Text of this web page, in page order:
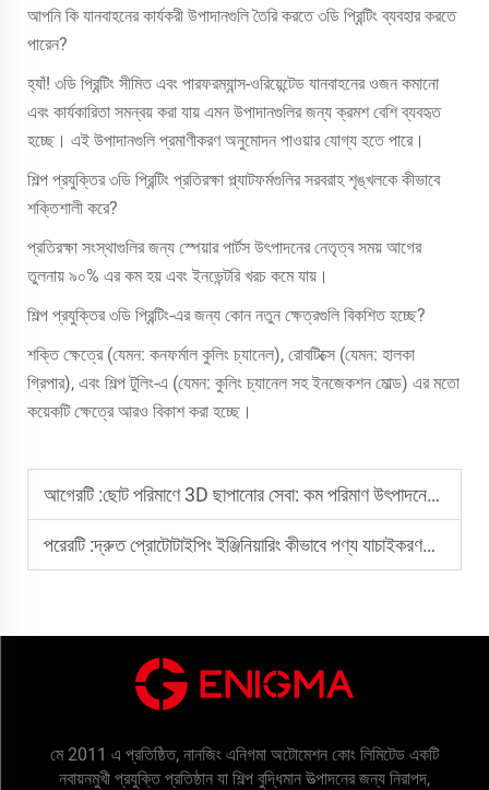
আপনি কি যানবাহনের কার্যকরী উপাদানগুলি তৈরি করতে ৩ডি প্রিন্টিং ব্যবহার করতে
পারেন?
হ্যাঁ! ৩ডি প্রিন্টিং সীমিত এবং পারফরম্যান্স-ওরিয়েন্টেড যানবাহনের ওজন কমানো
এবং কার্যকারিতা সমন্বয় করা যায় এমন উপাদানগুলির জন্য ক্রমশ বেশি ব্যবহৃত
হচ্ছে। এই উপাদানগুলি প্রমাণীকরণ অনুমোদন পাওয়ার যোগ্য হতে পারে।
শিল্প প্রযুক্তির ৩ডি প্রিন্টিং প্রতিরক্ষা প্ল্যাটফর্মগুলির সরবরাহ শৃঙ্খলকে কীভাবে
শক্তিশালী করে?
প্রতিরক্ষা সংস্থাগুলির জন্য স্পেয়ার পার্টস উৎপাদনের নেতৃত্ব সময় আগের
তুলনায় ৯০% এর কম হয় এবং ইনভেন্টরি খরচ কমে যায়।
শিল্প প্রযুক্তির ৩ডি প্রিন্টিং-এর জন্য কোন নতুন ক্ষেত্রগুলি বিকশিত হচ্ছে?
শক্তি ক্ষেত্রে (যেমন: কনফর্মাল কুলিং চ্যানেল), রোবটিক্সে (যেমন: হালকা
গ্রিপার), এবং শিল্প টুলিং-এ (যেমন: কুলিং চ্যানেল সহ ইনজেকশন মোল্ড) এর মতো
কয়েকটি ক্ষেত্রে আরও বিকাশ করা হচ্ছে।
আগেরটি :ছোট পরিমাণে 3D ছাপানোর সেবা: কম পরিমাণ উৎপাদনের জন্য নমনীয় সমাধান
পরেরটি :দ্রুত প্রোটোটাইপিং ইঞ্জিনিয়ারিং কীভাবে পণ্য যাচাইকরণকে ত্বরান্বিত করে?
মে 2011 এ প্রতিষ্ঠিত, নানজিং এনিগমা অটোমেশন কোং লিমিটেড একটি
নবায়নমুখী প্রযুক্তি প্রতিষ্ঠান যা শিল্প বুদ্ধিমান উত্পাদনের জন্য নিরাপদ,